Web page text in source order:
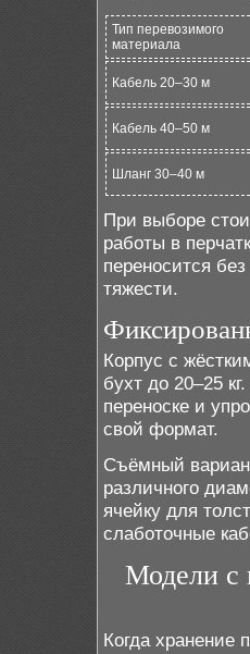
Тип перевозимого
материала
Кабель 20–30 м
Кабель 40–50 м
Шланг 30–40 м
При выборе
работы в
переносится
тяжести.
Корпус с
бухт до 20–25
переноске и
свой формат.
Съёмный
различного
ячейку для
слаботочные
Модели с
Когда хранение